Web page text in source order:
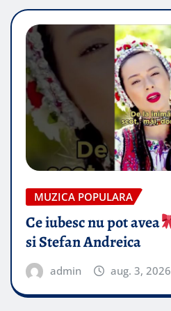
MUZICA POPULARA
Ce iubesc nu pot avea
si Stefan Andreica
admin aug. 3, 2026